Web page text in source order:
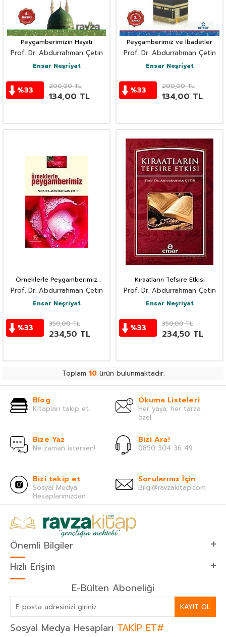
Peygamberimizin Hayatı
Prof. Dr. Abdurrahman Çetin
Ensar Neşriyat
%33 200,00TL
134,00 TL
Peygamberimiz ve İbadetler
Prof. Dr. Abdurrahman Çetin
Ensar Neşriyat
%33 200,00TL
134,00 TL
Örneklerle Peygamberimiz
(15x21.5)
Prof. Dr. Abdurrahman Çetin
Ensar Neşriyat
%33 350,00TL
234,50 TL
Kıraatların Tefsire Etkisi
Prof. Dr. Abdurrahman Çetin
Ensar Neşriyat
%33 350,00TL
234,50 TL
Toplam 10ürün bulunmaktadır.
Blog
Kitapları takip et.
Okuma Listeleri
Her yaşa, her tarza
özel.
Bize Yaz
Ne zaman istersen!
Bizi Ara!
0850 304 36 49
Bizi takip et
Sosyal Medya
Hesaplarımızdan
Sorularınız İçin
Bilgi@ravzakitap.com
Önemli Bilgiler
Hızlı Erişim
E-Bülten Aboneliği
KAYIT OL
Sosyal Medya Hesapları TAKİP ET#